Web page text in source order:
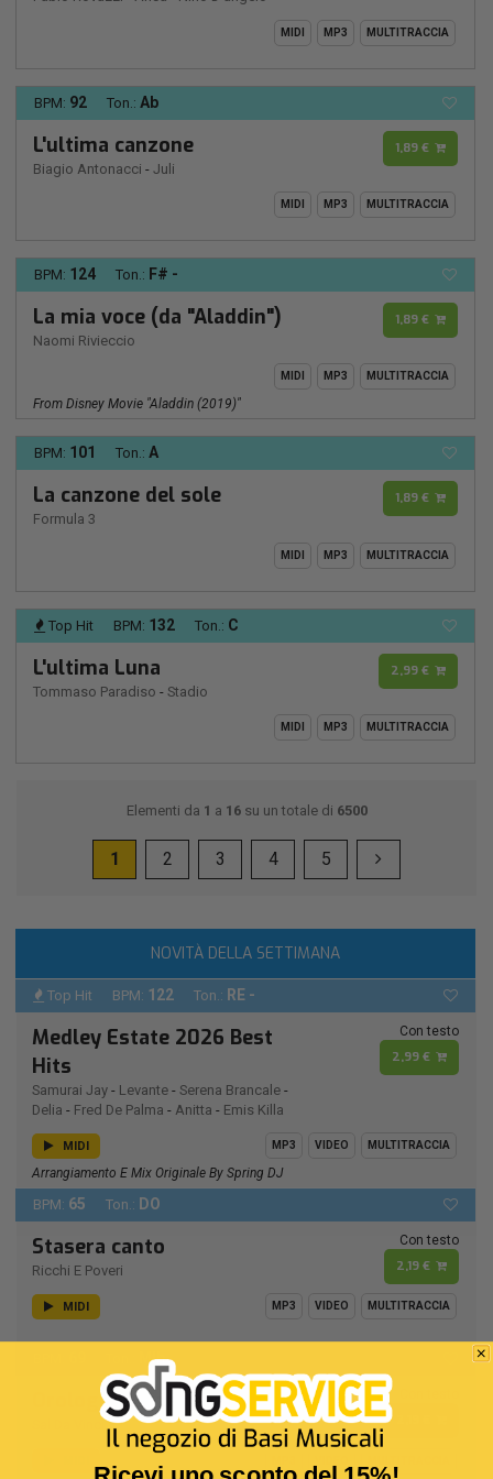
MIDI MP3 MULTITRACCIA
BPM: 92 Ton.: Ab
L'ultima canzone
Biagio Antonacci - Juli
1,89 €
MIDI MP3 MULTITRACCIA
BPM: 124 Ton.: F# -
La mia voce (da "Aladdin")
Naomi Rivieccio
1,89 €
MIDI MP3 MULTITRACCIA
From Disney Movie "Aladdin (2019)"
BPM: 101 Ton.: A
La canzone del sole
Formula 3
1,89 €
MIDI MP3 MULTITRACCIA
Top Hit BPM: 132 Ton.: C
L'ultima Luna
Tommaso Paradiso - Stadio
2,99 €
MIDI MP3 MULTITRACCIA
Elementi da 1 a 16su un totale di 6500
1 2 3 4 5
NOVITÀ DELLA SETTIMANA
Top Hit BPM: 122 Ton.: RE -
Medley Estate 2026 Best
Hits
Samurai Jay - Levante - Serena Brancale -
Delia - Fred De Palma - Anitta - Emis Killa
Con testo
2,99 €
MIDI MP3 VIDEO MULTITRACCIA
Arrangiamento E Mix Originale By Spring DJ
BPM: 65 Ton.: DO
Stasera canto
Ricchi E Poveri
Con testo
2,19 €
MIDI MP3 VIDEO MULTITRACCIA
MIb
Orologio senza tempo
Sal Da Vinci